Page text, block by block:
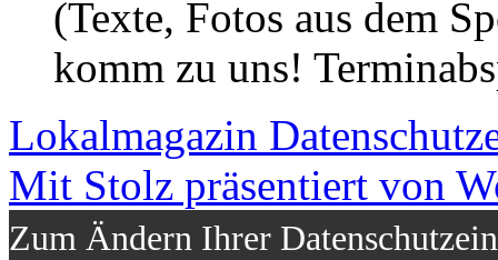
(Texte, Fotos aus dem
komm zu uns!
Lokalmagazin
Mit Stolz präsentiert von
Zum Ändern Ihrer